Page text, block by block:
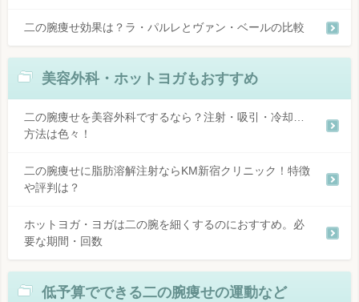
二の腕痩せ効果は？ラ・パルレとヴァン・ベールの比較
美容外科・ホットヨガもおすすめ
二の腕痩せを美容外科でするなら？注射・吸引・冷却…
方法は色々！
二の腕痩せに脂肪溶解注射ならKM新宿クリニック！特徴
や評判は？
ホットヨガ・ヨガは二の腕を細くするのにおすすめ。必
要な期間・回数
低予算でできる二の腕痩せの運動など